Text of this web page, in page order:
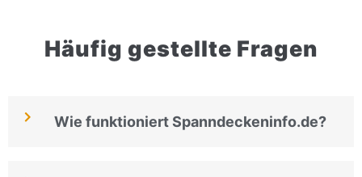
Häufig gestellte Fragen
Wie funktioniert Spanndeckeninfo.de?